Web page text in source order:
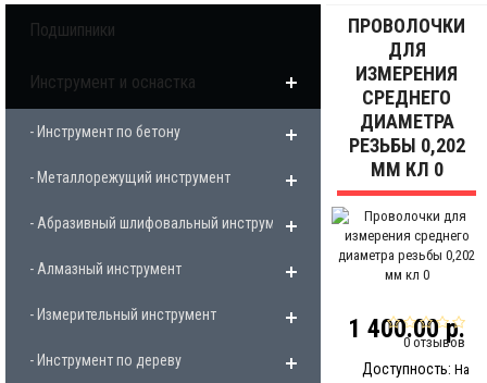
Подшипники
Инструмент и оснастка
- Инструмент по бетону
- Металлорежущий инструмент
- Абразивный шлифовальный инструмент
- Алмазный инструмент
- Измерительный инструмент
- Инструмент по дереву
ПРОВОЛОЧКИ
ДЛЯ
ИЗМЕРЕНИЯ
СРЕДНЕГО
ДИАМЕТРА
РЕЗЬБЫ 0,202
ММ КЛ 0
0 отзывов
1 400.00 р.
Доступность: На